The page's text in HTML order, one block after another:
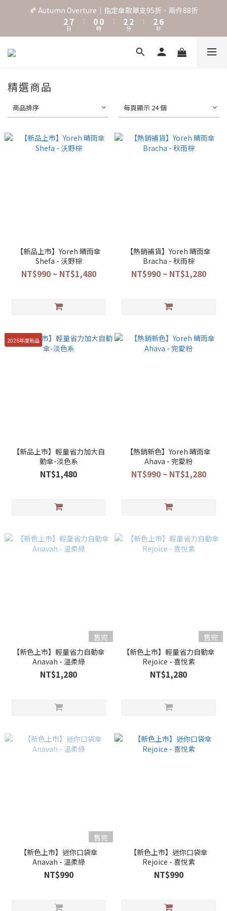
˖⋆꙳𝜗𝜚꙳. Shefa 沃野棕4款 全新上市˖⋆꙳𝜗𝜚꙳
2
1
0
7
6
5
日
:
0 0
時
:
2
1
0
2
1
0
分
:
2
1
0
6
5
4
3
2
秒
‧⁺ ⊹˚. 台灣地區任選兩支傘免運 ⁺ ⊹˚.
˖⋆꙳𝜗𝜚꙳. Shefa 沃野棕4款 全新上市˖⋆꙳𝜗𝜚꙳
精選商品
商品排序 每頁顯示 24 個
【新品上市】Yoreh 晴雨傘
Shefa - 沃野棕
NT$990 ~ NT$1,480
【熱銷補貨】Yoreh 晴雨傘
Bracha - 秋雨棕
NT$990 ~ NT$1,280
2026年度新品
【新品上市】輕量省力加大自
動傘-淡色系
NT$1,480
【熱銷新色】Yoreh 晴雨傘
Ahava - 完愛粉
NT$990 ~ NT$1,280
售完
【新色上市】輕量省力自動傘
Anavah - 溫柔綠
NT$1,280
售完
【新色上市】輕量省力自動傘
Rejoice - 喜悅紫
NT$1,280
售完
【新色上市】迷你口袋傘
Anavah - 溫柔綠
NT$990
【新色上市】迷你口袋傘
Rejoice - 喜悅紫
NT$990